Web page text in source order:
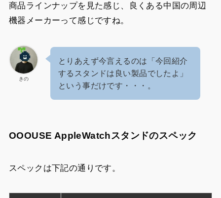
商品ラインナップを見た感じ、良くある中国の周辺
機器メーカーって感じですね。
きの
とりあえず今言えるのは「今回紹介
するスタンドは良い製品でしたよ」
という事だけです・・・。
OOOUSE AppleWatchスタンドのスペック
スペックは下記の通りです。